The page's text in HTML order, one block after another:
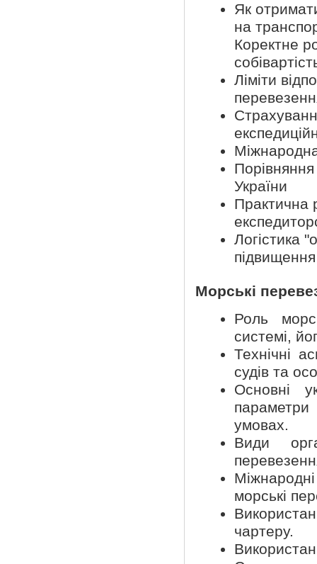
Як
на
Коректне
Ліміти
України
Практична
Логістика
Морські
Роль
системі,
Технічні
судів та
Основні
умовах.
Види
морські
чартеру.